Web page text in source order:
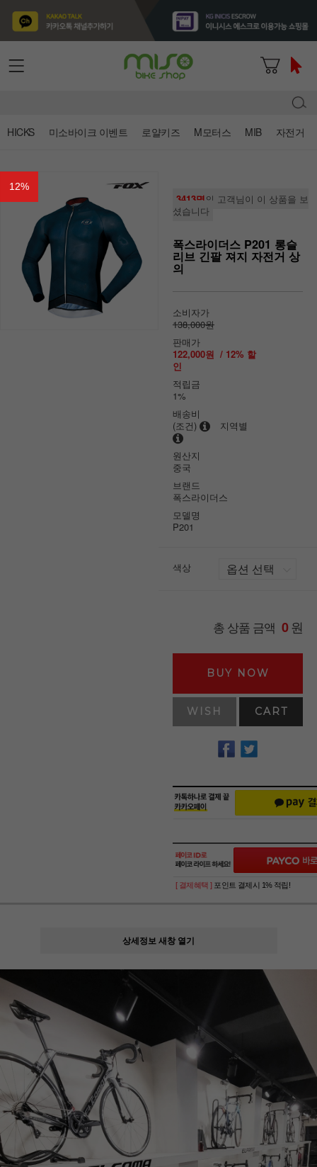
HICKS 미소바이크 이벤트 로얄키즈 M모터스 MIB 자전거
12%
3413명의 고객님이 이 상품을 보
셨습니다
폭스라이더스 P201 롱슬
리브 긴팔 져지 자전거 상
의
소비자가
138,000원
판매가
122,000원 / 12% 할
인
적립금
1%
배송비
(조건)
지역별
원산지
중국
브랜드
폭스라이더스
모델명
P201
색상
총 상품 금액 0원
BUY NOW
WISH CART
[ 결제혜택 ] 포인트 결제시 1% 적립!
상세정보 새창 열기